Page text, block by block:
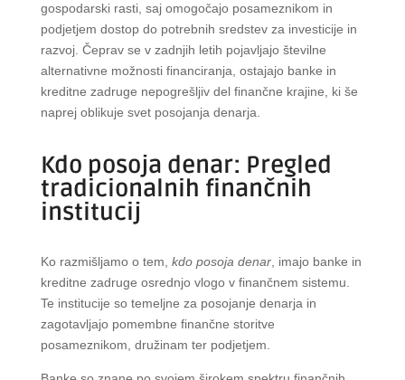
gospodarski rasti, saj omogočajo posameznikom in
podjetjem dostop do potrebnih sredstev za investicije in
razvoj. Čeprav se v zadnjih letih pojavljajo številne
alternativne možnosti financiranja, ostajajo banke in
kreditne zadruge nepogrešljiv del finančne krajine, ki še
naprej oblikuje svet posojanja denarja.
Kdo posoja denar: Pregled
tradicionalnih finančnih
institucij
Ko razmišljamo o tem, kdo posoja denar, imajo banke in
kreditne zadruge osrednjo vlogo v finančnem sistemu.
Te institucije so temeljne za posojanje denarja in
zagotavljajo pomembne finančne storitve
posameznikom, družinam ter podjetjem.